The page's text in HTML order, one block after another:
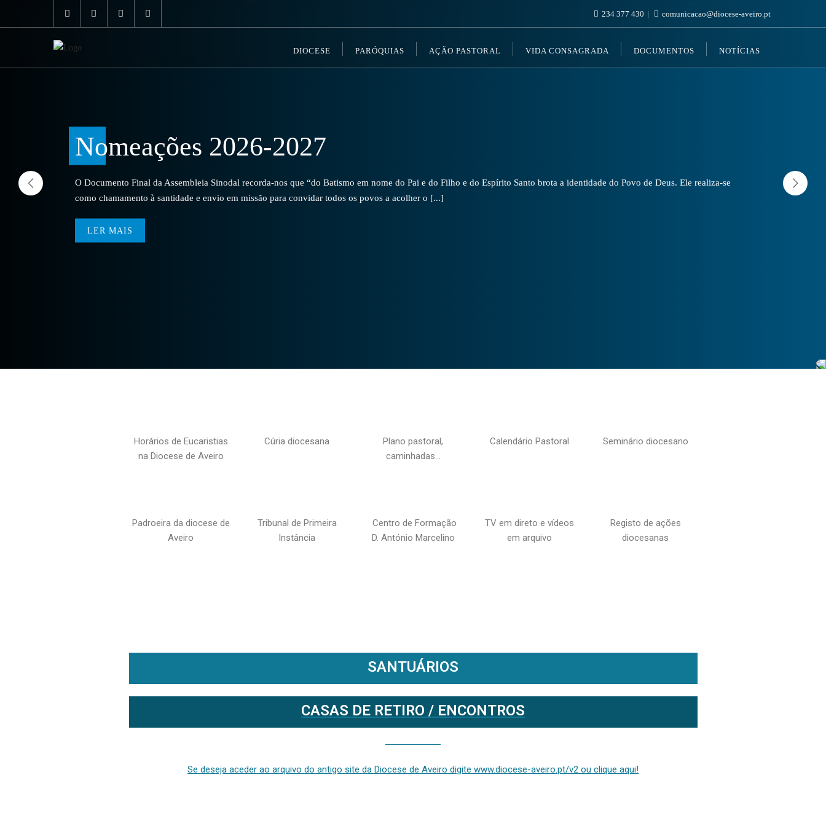
234 377 430 comunicacao@diocese-aveiro.pt
DIOCESE PARÓQUIAS AÇÃO PASTORAL VIDA CONSAGRADA DOCUMENTOS NOTÍCIAS
Nomeações 2026-2027
O Documento Final da Assembleia Sinodal recorda-nos que “do Batismo em nome do Pai e do Filho e do Espírito Santo brota a identidade do Povo de Deus. Ele realiza-se
como chamamento à santidade e envio em missão para convidar todos os povos a acolher o [...]
LER MAIS
Horários de Eucaristias
na Diocese de Aveiro
Cúria diocesana
Plano pastoral,
caminhadas…
Calendário Pastoral Seminário diocesano
Padroeira da diocese de
Aveiro
Tribunal de Primeira
Instância
Centro de Formação
D. António Marcelino
TV em direto e vídeos
em arquivo
Registo de ações
diocesanas
SANTUÁRIOS
CASAS DE RETIRO / ENCONTROS
Se deseja aceder ao arquivo do antigo site da Diocese de Aveiro digite www.diocese-aveiro.pt/v2 ou clique aqui!